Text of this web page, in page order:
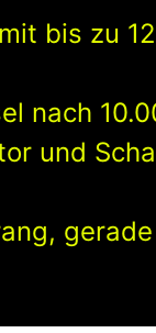
bis zu 12
nach
und